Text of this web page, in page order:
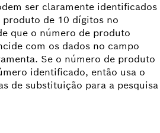
ser claramente identificados
de 10 dígitos no
que o número de produto
com os dados no campo
Se o número de produto
identificado, então usa o
de substituição para a pesquisa